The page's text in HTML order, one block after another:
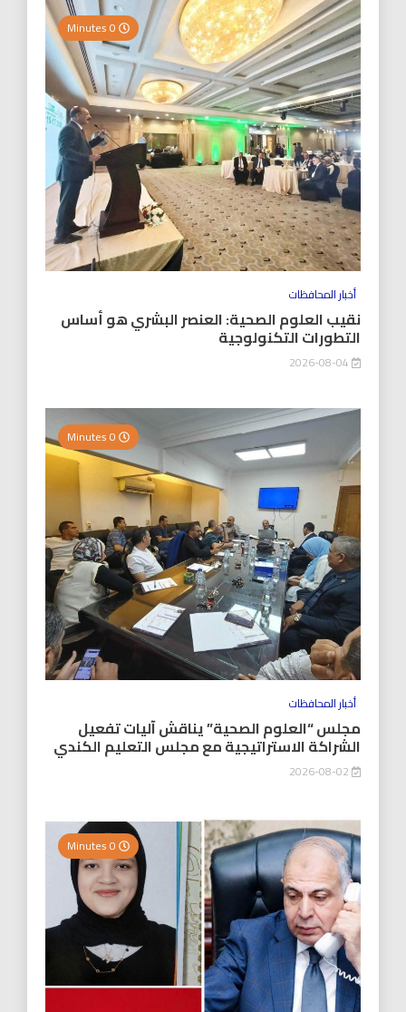
أخبار المحافظات
نقيب العلوم الصحية: العنصر البشري هو أساس
التطورات التكنولوجية
أخبار المحافظات
مجلس “العلوم الصحية” يناقش آليات تفعيل
الشراكة الاستراتيجية مع مجلس التعليم الكندي